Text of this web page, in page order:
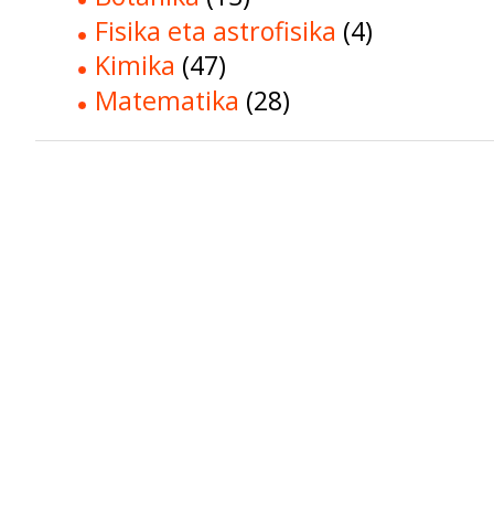
Fisika eta astrofisika (4)
Kimika (47)
Matematika (28)